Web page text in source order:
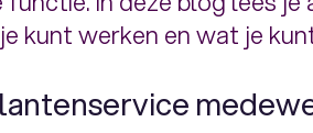
kunt werken en wat je